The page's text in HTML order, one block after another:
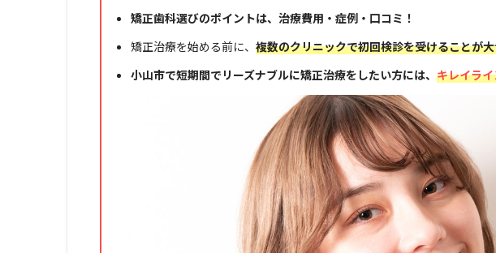
矯正歯科選びのポイントは、治療費用・症例・口コミ！
矯正治療を始める前に、複数のクリニックで初回検診を受けることが
小山市で短期間でリーズナブルに矯正治療をしたい方には、キレイラ